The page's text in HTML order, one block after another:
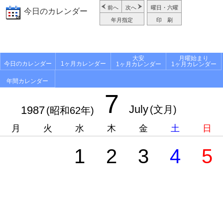
今日のカレンダー 前へ 次へ
年月指定
曜日・六曜
印 刷
今日のカレンダー 1ヶ月カレンダー
大安
1ヶ月カレンダー
月曜始まり
1ヶ月カレンダー
年間カレンダー
1987(昭和62年) 7 July(文月)
月 火 水 木 金 土 日
1 2 3 4 5